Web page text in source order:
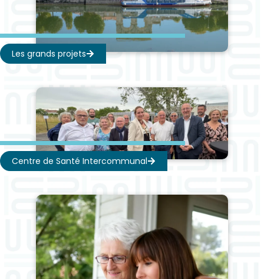
Les grands projets
Centre de Santé Intercommunal